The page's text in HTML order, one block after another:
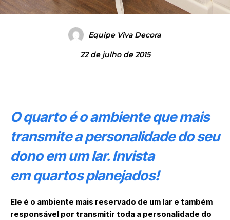
Equipe Viva Decora
22 de julho de 2015
O quarto é o ambiente que mais
transmite a personalidade do seu
dono em um lar. Invista
em quartos planejados!
Ele é o ambiente mais reservado de um lar e também
responsável por transmitir toda a personalidade do